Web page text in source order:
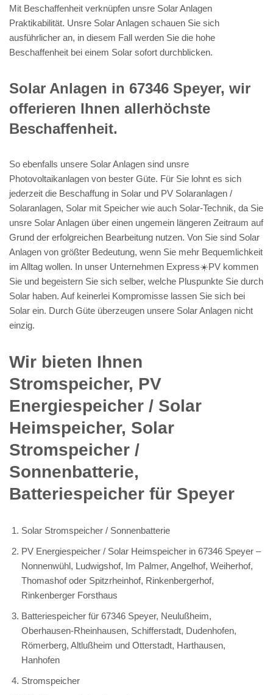
Mit Beschaffenheit verknüpfen unsre Solar Anlagen
Praktikabilität. Unsre Solar Anlagen schauen Sie sich
ausführlicher an, in diesem Fall werden Sie die hohe
Beschaffenheit bei einem Solar sofort durchblicken.
Solar Anlagen in 67346 Speyer, wir
offerieren Ihnen allerhöchste
Beschaffenheit.
So ebenfalls unsere Solar Anlagen sind unsre
Photovoltaikanlagen von bester Güte. Für Sie lohnt es sich
jederzeit die Beschaffung in Solar und PV Solaranlagen /
Solaranlagen, Solar mit Speicher wie auch Solar-Technik, da Sie
unsre Solar Anlagen über einen ungemein längeren Zeitraum auf
Grund der erfolgreichen Bearbeitung nutzen. Von Sie sind Solar
Anlagen von größter Bedeutung, wenn Sie mehr Bequemlichkeit
im Alltag wollen. In unser Unternehmen Express☀️PV️ kommen
Sie und begeistern Sie sich selber, welche Pluspunkte Sie durch
Solar haben. Auf keinerlei Kompromisse lassen Sie sich bei
Solar ein. Durch Güte überzeugen unsere Solar Anlagen nicht
einzig.
Wir bieten Ihnen
Stromspeicher, PV
Energiespeicher / Solar
Heimspeicher, Solar
Stromspeicher /
Sonnenbatterie,
Batteriespeicher für Speyer
Solar Stromspeicher / Sonnenbatterie
PV Energiespeicher / Solar Heimspeicher in 67346 Speyer –
Nonnenwühl, Ludwigshof, Im Palmer, Angelhof, Weiherhof,
Thomashof oder Spitzrheinhof, Rinkenbergerhof,
Rinkenberger Forsthaus
Batteriespeicher für 67346 Speyer, Neulußheim,
Oberhausen-Rheinhausen, Schifferstadt, Dudenhofen,
Römerberg, Altlußheim und Otterstadt, Harthausen,
Hanhofen
Stromspeicher